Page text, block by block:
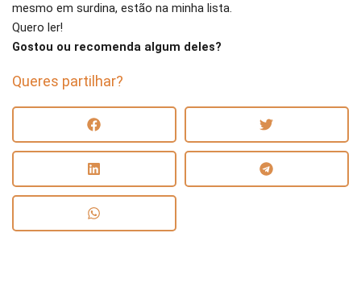
mesmo em surdina, estão na minha lista.
Quero ler!
Gostou ou recomenda algum deles?
Queres partilhar?